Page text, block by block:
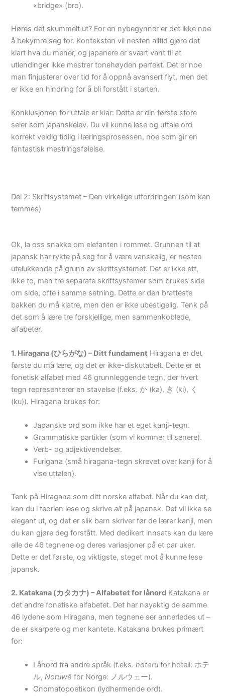
«bridge» (bro).
Høres det skummelt ut? For en nybegynner er det ikke noe
å bekymre seg for. Konteksten vil nesten alltid gjøre det
klart hva du mener, og japanere er svært vant til at
utlendinger ikke mestrer tonehøyden perfekt. Det er noe
man finjusterer over tid for å oppnå avansert flyt, men det
er ikke en hindring for å bli forstått i starten.
Konklusjonen for uttale er klar: Dette er din første store
seier som japanskelev. Du vil kunne lese og uttale ord
korrekt veldig tidlig i læringsprosessen, noe som gir en
fantastisk mestringsfølelse.
Del 2: Skriftsystemet – Den virkelige utfordringen (som kan
temmes)
Ok, la oss snakke om elefanten i rommet. Grunnen til at
japansk har rykte på seg for å være vanskelig, er nesten
utelukkende på grunn av skriftsystemet. Det er ikke ett,
ikke to, men tre separate skriftsystemer som brukes side
om side, ofte i samme setning. Dette er den bratteste
bakken du må klatre, men den er ikke ubestigelig. Tenk på
det som å lære tre forskjellige, men sammenkoblede,
alfabeter.
1. Hiragana (ひらがな) – Ditt fundament Hiragana er det
første du må lære, og det er ikke-diskutabelt. Dette er et
fonetisk alfabet med 46 grunnleggende tegn, der hvert
tegn representerer en stavelse (f.eks. か (ka), き (ki), く
(ku)). Hiragana brukes for:
Japanske ord som ikke har et eget kanji-tegn.
Grammatiske partikler (som vi kommer til senere).
Verb- og adjektivendelser.
Furigana (små hiragana-tegn skrevet over kanji for å
vise uttalen).
Tenk på Hiragana som ditt norske alfabet. Når du kan det,
kan du i teorien lese og skrivealt på japansk. Det vil ikke se
elegant ut, og det er slik barn skriver før de lærer kanji, men
du kan gjøre deg forstått. Med dedikert innsats kan du lære
alle de 46 tegnene og deres variasjoner på et par uker.
Dette er det første, og viktigste, steget mot å kunne lese
japansk.
2. Katakana (カタカナ) – Alfabetet for lånord Katakana er
det andre fonetiske alfabetet. Det har nøyaktig de samme
46 lydene som Hiragana, men tegnene ser annerledes ut –
de er skarpere og mer kantete. Katakana brukes primært
for:
Lånord fra andre språk (f.eks.hoteru for hotell: ホテ
ル,Noruwē for Norge: ノルウェー).
Onomatopoetikon (lydhermende ord).